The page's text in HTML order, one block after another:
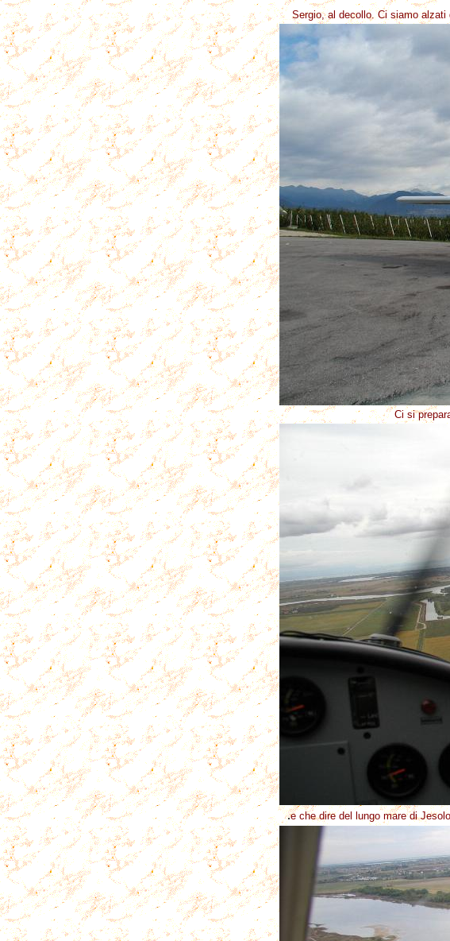
Sergio, al decollo. Ci siamo alzati
Ci si
.e che dire del lungo mare di